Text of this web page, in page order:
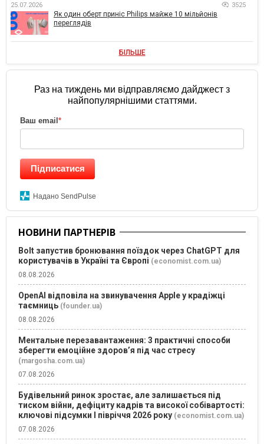
25.07.2026 3525
Як один оберт приніс Philips майже 10 мільйонів
переглядів
БІЛЬШЕ
Раз на тиждень ми відправляємо дайджест з
найпопулярнішими статтями.
Ваш email*
Підписатися
Надано SendPulse
НОВИНИ ПАРТНЕРІВ
Bolt запустив бронювання поїздок через ChatGPT для
користувачів в Україні та Європі (economist.com.ua)
08.08.2026
OpenAI відповіла на звинувачення Apple у крадіжці
таємниць (founder.ua)
08.08.2026
Ментальне перезавантаження: 3 практичні способи
зберегти емоційне здоров’я під час стресу
(margosha.com.ua)
07.08.2026
Будівельний ринок зростає, але залишається під
тиском війни, дефіциту кадрів та високої собівартості:
ключові підсумки І півріччя 2026 року (economist.com.ua)
07.08.2026